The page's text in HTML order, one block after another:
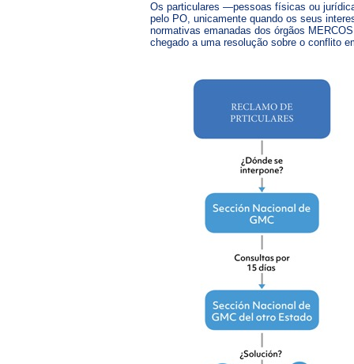
Os particulares —pessoas físicas ou
pelo PO, unicamente quando os seus
normativas emanadas dos órgãos
chegado a uma resolução sobre o conflito